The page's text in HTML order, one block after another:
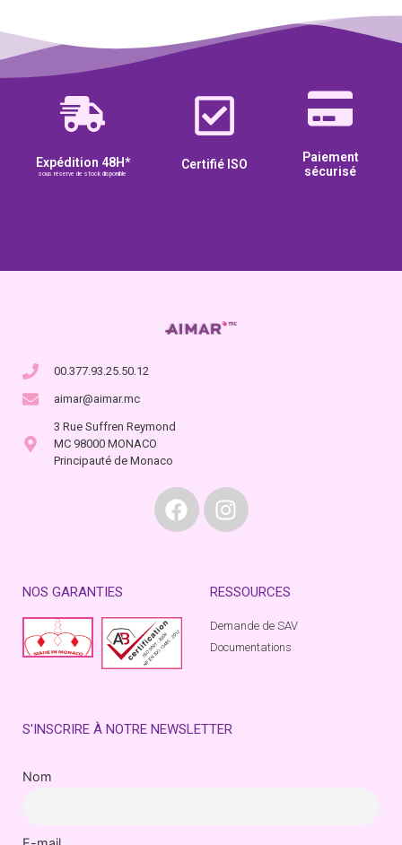
Expédition 48H*
sous réserve de stock disponible
Certifié ISO
Paiement
sécurisé
00.377.93.25.50.12
aimar@aimar.mc
3 Rue Suffren Reymond
MC 98000 MONACO
Principauté de Monaco
NOS GARANTIES RESSOURCES
Demande de SAV
Documentations
S'INSCRIRE À NOTRE NEWSLETTER
Nom